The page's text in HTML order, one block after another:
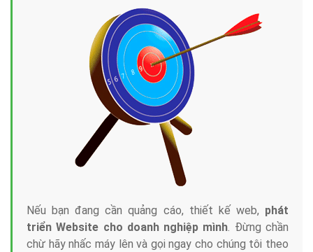
Nếu bạn đang cần quảng cáo, thiết kế web, phát
triển Website cho doanh nghiệp mình. Đừng chần
chừ hãy nhấc máy lên và gọi ngay cho chúng tôi theo